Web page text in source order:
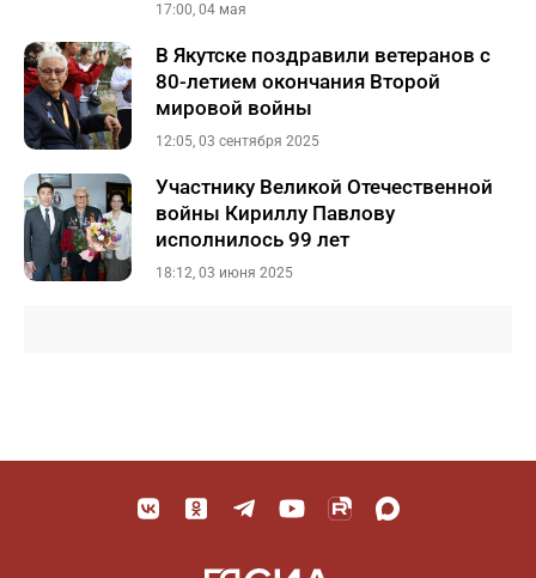
17:00, 04 мая
В Якутске поздравили ветеранов с
80-летием окончания Второй
мировой войны
12:05, 03 сентября 2025
Участнику Великой Отечественной
войны Кириллу Павлову
исполнилось 99 лет
18:12, 03 июня 2025